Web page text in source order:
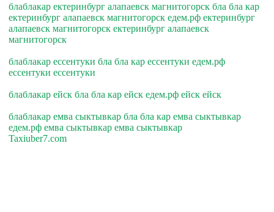
блаблакар ектеринбург алапаевск магнитогорск бла бла кар
ектеринбург алапаевск магнитогорск едем.рф ектеринбург
алапаевск магнитогорск ектеринбург алапаевск
магнитогорск
блаблакар ессентуки бла бла кар ессентуки едем.рф
ессентуки ессентуки
блаблакар ейск бла бла кар ейск едем.рф ейск ейск
блаблакар емва сыктывкар бла бла кар емва сыктывкар
едем.рф емва сыктывкар емва сыктывкар
Taxiuber7.com